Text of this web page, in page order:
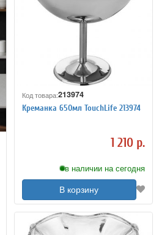
Код товара:213974
Креманка 650мл TouchLife 213974
1 210 р.
в наличии на сегодня
В корзину